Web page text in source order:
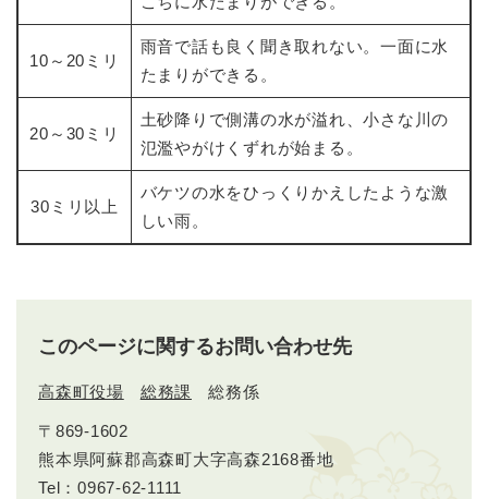
10～20ミリ
雨音で話も良く聞き取れない。一面に水
たまりができる。
20～30ミリ
土砂降りで側溝の水が溢れ、小さな川の
氾濫やがけくずれが始まる。
30ミリ以上
バケツの水をひっくりかえしたような激
しい雨。
このページに関するお問い合わせ先
高森町役場 総務課 総務係
〒869-1602
熊本県阿蘇郡高森町大字高森2168番地
Tel：0967-62-1111